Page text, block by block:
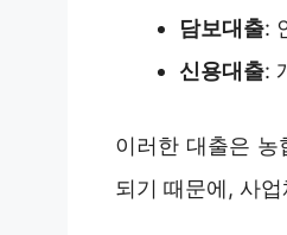
담보대출:
신용대출:
이러한 대출은
되기 때문에, 사